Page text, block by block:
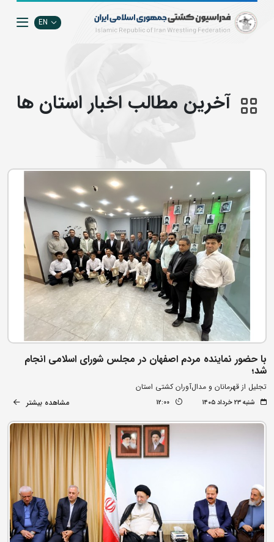
EN
آخرین مطالب اخبار استان ها
با حضور نماینده مردم اصفهان در مجلس شورای اسلامی انجام
شد؛
تجلیل از قهرمانان و مدال‌آوران کشتی استان
شنبه ۲۳ خرداد ۱۴۰۵ 12:00 مشاهده بیشتر